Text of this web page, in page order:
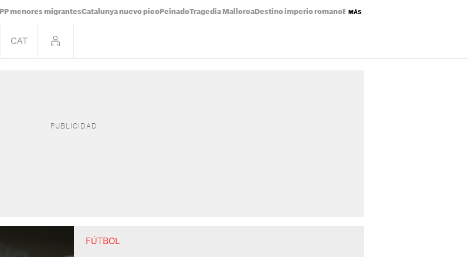
PP menores migrantesCatalunya nuevo pico PeinadoTragedia Mallorca Destino imperio romano Eclipse solar mapa
MÁS
FÚTBOL